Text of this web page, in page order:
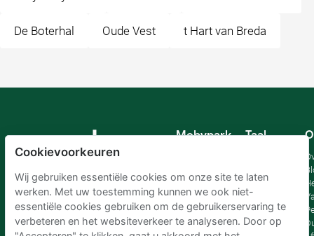
De Boterhal Oude Vest t Hart van Breda
Mobypark
Taal
Spaans
Frankrijk
Italiaans
Nederlands
Cookievoorkeuren
Wij gebruiken essentiële cookies om onze site te laten
werken. Met uw toestemming kunnen we ook niet-
essentiële cookies gebruiken om de gebruikerservaring te
verbeteren en het websiteverkeer te analyseren. Door op